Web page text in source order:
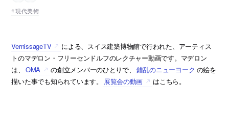
現代美術
VernissageTV
による、スイス建築博物館で行われた、アーティス
トのマデロン・フリーセンドルフのレクチャー動画です。マデロン
は、
OMA の創立メンバーのひとりで、 錯乱のニューヨーク の絵を
描いた事でも知られています。
展覧会の動画 はこちら。